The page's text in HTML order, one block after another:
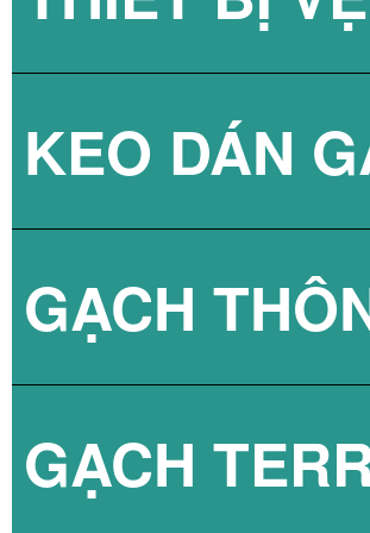
GẠCH
SEN TẮM
VÒI CHẬU
BỒN CẦU
KEO DÁN
KEO DÁN
KEO DÁN
GẠCH
GẠCH